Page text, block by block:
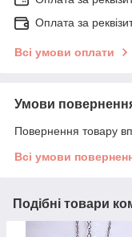
Оплата за
Всі умови оплати
Умови
Повернення товару
Всі умови
Подібні товари